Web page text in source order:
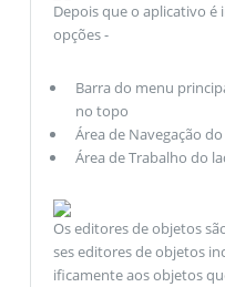
Depois que o aplicativo é
opções -
Barra do menu
no topo
Área de Navegação
Área de Trabalho do
Os editores de objetos
ses editores de objetos
ificamente aos objetos